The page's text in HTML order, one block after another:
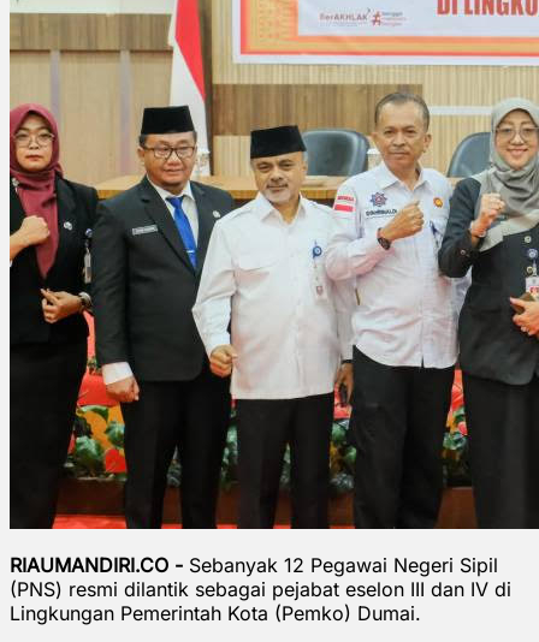
RIAUMANDIRI.CO - Sebanyak 12 Pegawai Negeri Sipil
(PNS) resmi dilantik sebagai pejabat eselon III dan IV di
Lingkungan Pemerintah Kota (Pemko) Dumai.